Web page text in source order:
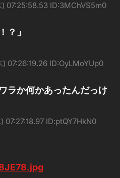
07:25:58.53 ID:3MChVS5m0
？」
07:26:19.26 ID:OyLMoYUp0
ラか何かあったんだっけ
07:27:18.97 ID:ptQY7HkN0